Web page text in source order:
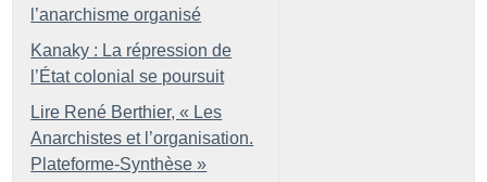
l’anarchisme organisé
Kanaky : La répression de
l’État colonial se poursuit
Lire René Berthier, « Les
Anarchistes et l’organisation.
Plateforme-Synthèse »